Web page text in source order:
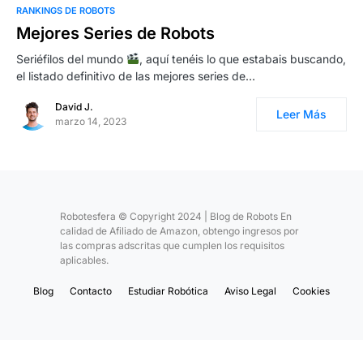
0
RANKINGS DE ROBOTS
Mejores Series de Robots
Seriéfilos del mundo
, aquí tenéis lo que estabais buscando,
el listado definitivo de las mejores series de…
David J.
marzo 14, 2023
Leer Más
Robotesfera © Copyright 2024 | Blog de Robots En
calidad de Afiliado de Amazon, obtengo ingresos por
las compras adscritas que cumplen los requisitos
aplicables.
Blog Contacto Estudiar Robótica Aviso Legal Cookies